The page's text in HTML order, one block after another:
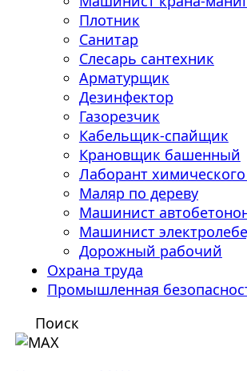
Плотник
Санитар
Слесарь сантехник
Арматурщик
Дезинфектор
Газорезчик
Кабельщик-спайщик
Крановщик башенный
Лаборант
Маляр по дереву
Машинист
Машинист
Дорожный рабочий
Охрана труда
Промышленная
Поиск